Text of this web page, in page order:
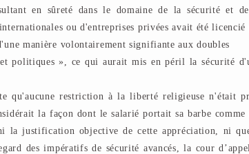
en sûreté dans le domaine de la sécurité et
ou d'entreprises privées avait été
manière volontairement signifiante aux doubles
politiques », ce qui aurait mis en péril la sécurité
qu'aucune restriction à la liberté religieuse n'était
la façon dont le salarié portait sa barbe
la justification objective de cette appréciation, ni
des impératifs de sécurité avancés, la cour